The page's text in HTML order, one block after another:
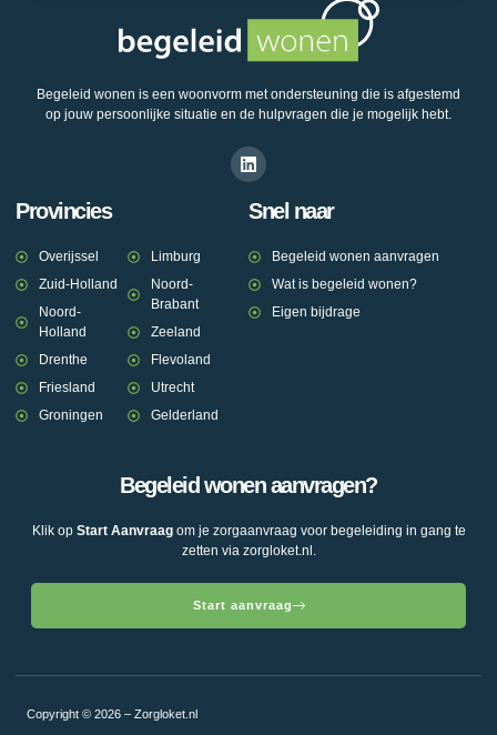
Begeleid wonen is een woonvorm met ondersteuning die is afgestemd
op jouw persoonlijke situatie en de hulpvragen die je mogelijk hebt.
Provincies
Overijssel
Zuid-Holland
Noord-
Holland
Drenthe
Friesland
Groningen
Limburg
Noord-
Brabant
Zeeland
Flevoland
Utrecht
Gelderland
Snel naar
Begeleid wonen aanvragen
Wat is begeleid wonen?
Eigen bijdrage
Begeleid wonen aanvragen?
Klik op Start Aanvraagom je zorgaanvraag voor begeleiding in gang te
zetten via zorgloket.nl.
Start aanvraag
Copyright © 2026 – Zorgloket.nl